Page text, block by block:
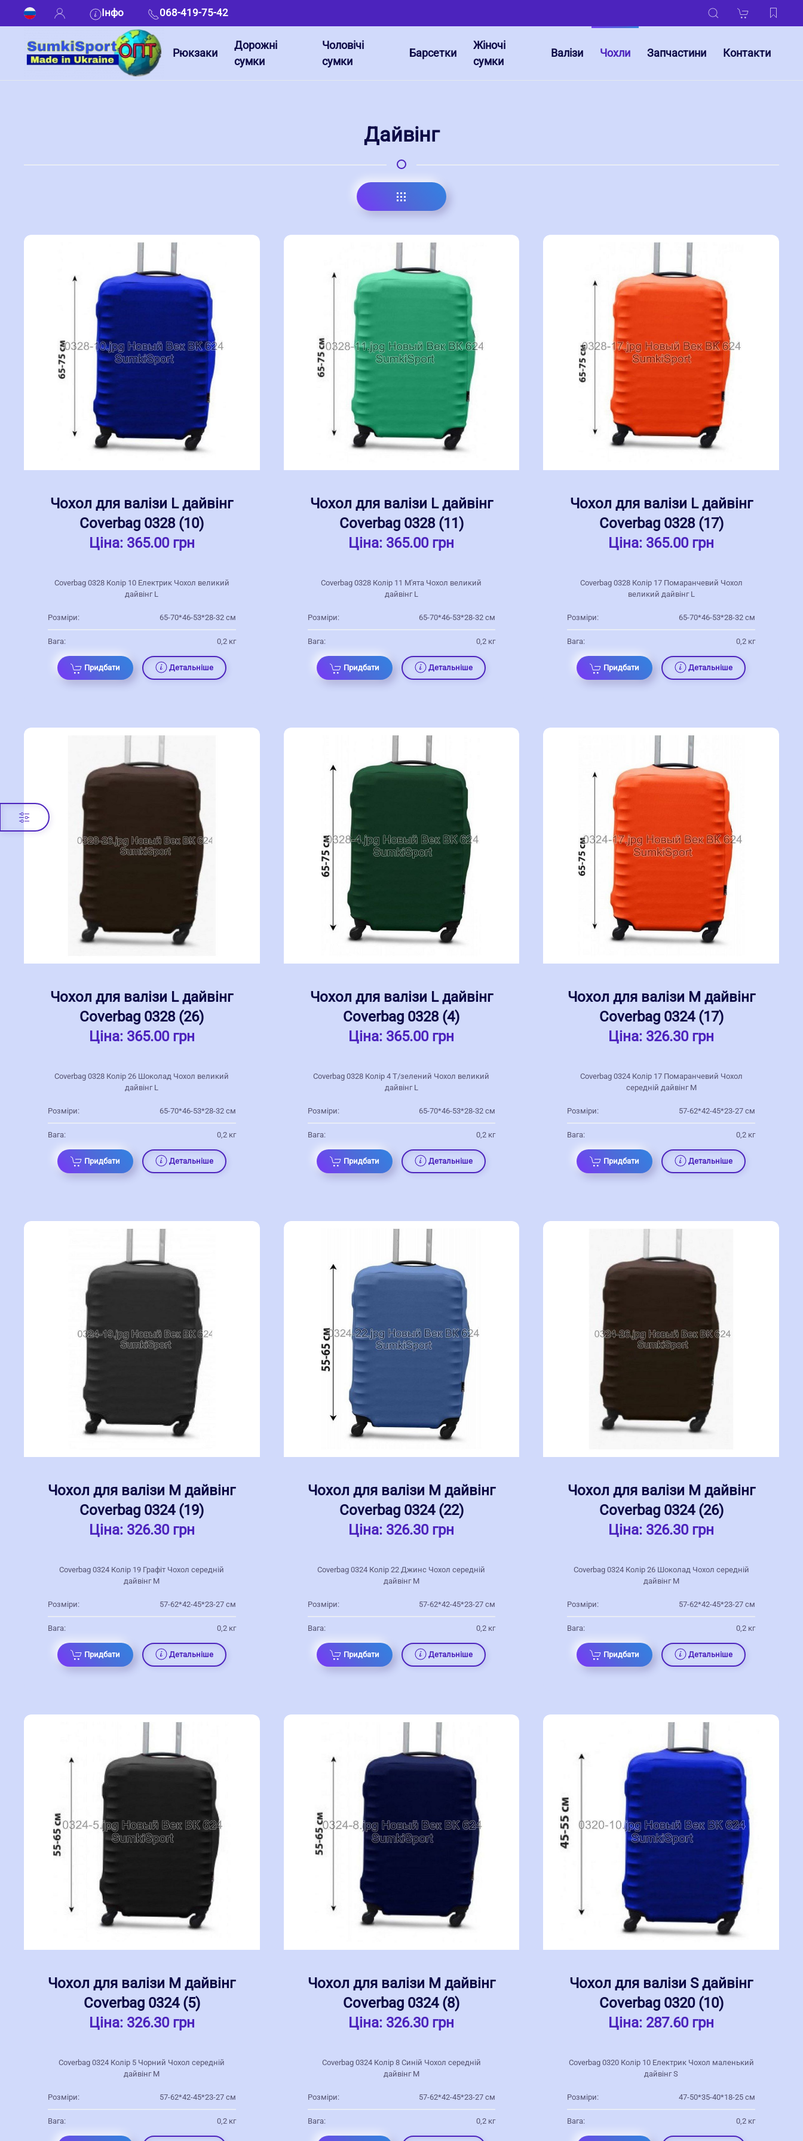
Інфо 068-419-75-42
Рюкзаки
Дорожні
сумки
Чоловічі
сумки
Барсетки
Жіночі
сумки
Валізи Чохли Запчастини Контакти
Дайвінг
Чохол для валізи L дайвінг
Coverbag 0328 (10)
Ціна: 365.00 грн
Coverbag 0328 Колір 10 Електрик Чохол великий
дайвінг L
Розміри: 65-70*46-53*28-32 см
Вага: 0,2 кг
Придбати Детальніше
Чохол для валізи L дайвінг
Coverbag 0328 (11)
Ціна: 365.00 грн
Coverbag 0328 Колір 11 М'ята Чохол великий
дайвінг L
Розміри: 65-70*46-53*28-32 см
Вага: 0,2 кг
Придбати Детальніше
Чохол для валізи L дайвінг
Coverbag 0328 (17)
Ціна: 365.00 грн
Coverbag 0328 Колір 17 Помаранчевий Чохол
великий дайвінг L
Розміри: 65-70*46-53*28-32 см
Вага: 0,2 кг
Придбати Детальніше
Чохол для валізи L дайвінг
Coverbag 0328 (26)
Ціна: 365.00 грн
Coverbag 0328 Колір 26 Шоколад Чохол великий
дайвінг L
Розміри: 65-70*46-53*28-32 см
Вага: 0,2 кг
Придбати Детальніше
Чохол для валізи L дайвінг
Coverbag 0328 (4)
Ціна: 365.00 грн
Coverbag 0328 Колір 4 Т/зелений Чохол великий
дайвінг L
Розміри: 65-70*46-53*28-32 см
Вага: 0,2 кг
Придбати Детальніше
Чохол для валізи M дайвінг
Coverbag 0324 (17)
Ціна: 326.30 грн
Coverbag 0324 Колір 17 Помаранчевий Чохол
середній дайвінг M
Розміри: 57-62*42-45*23-27 см
Вага: 0,2 кг
Придбати Детальніше
Чохол для валізи M дайвінг
Coverbag 0324 (19)
Ціна: 326.30 грн
Coverbag 0324 Колір 19 Графіт Чохол середній
дайвінг M
Розміри: 57-62*42-45*23-27 см
Вага: 0,2 кг
Придбати Детальніше
Чохол для валізи M дайвінг
Coverbag 0324 (22)
Ціна: 326.30 грн
Coverbag 0324 Колір 22 Джинс Чохол середній
дайвінг M
Розміри: 57-62*42-45*23-27 см
Вага: 0,2 кг
Придбати Детальніше
Чохол для валізи M дайвінг
Coverbag 0324 (26)
Ціна: 326.30 грн
Coverbag 0324 Колір 26 Шоколад Чохол середній
дайвінг M
Розміри: 57-62*42-45*23-27 см
Вага: 0,2 кг
Придбати Детальніше
Чохол для валізи M дайвінг
Coverbag 0324 (5)
Ціна: 326.30 грн
Coverbag 0324 Колір 5 Чорний Чохол середній
дайвінг M
Розміри: 57-62*42-45*23-27 см
Вага: 0,2 кг
Чохол для валізи M дайвінг
Coverbag 0324 (8)
Ціна: 326.30 грн
Coverbag 0324 Колір 8 Синій Чохол середній
дайвінг M
Розміри: 57-62*42-45*23-27 см
Вага: 0,2 кг
Чохол для валізи S дайвінг
Coverbag 0320 (10)
Ціна: 287.60 грн
Coverbag 0320 Колір 10 Електрик Чохол маленький
дайвінг S
Розміри: 47-50*35-40*18-25 см
Вага: 0,2 кг